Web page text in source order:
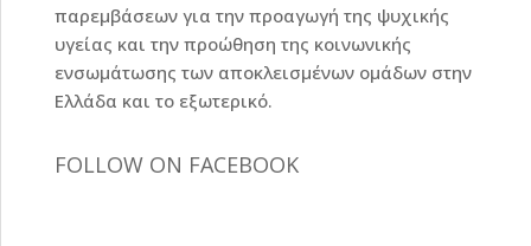
παρεμβάσεων για την προαγωγή της ψυχικής
υγείας και την προώθηση της κοινωνικής
ενσωμάτωσης των αποκλεισμένων ομάδων στην
Ελλάδα και το εξωτερικό.
FOLLOW ON FACEBOOK